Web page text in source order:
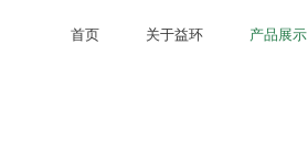
首页 关于益环 产品展示
誉至上”的企业宗旨